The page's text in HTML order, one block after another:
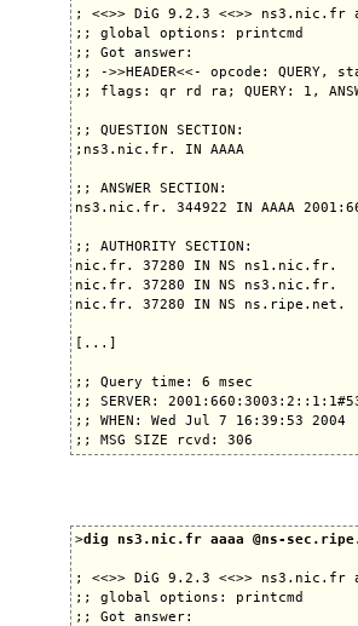
; <<>> DiG 9.2.3 <<>> ns3.nic.fr
;; global options: printcmd
;; Got answer:
;; ->>HEADER<<- opcode: QUERY,
;; flags: qr rd ra; QUERY: 1,
;; QUESTION SECTION:
;ns3.nic.fr. IN AAAA
;; ANSWER SECTION:
ns3.nic.fr. 344922 IN AAAA
;; AUTHORITY SECTION:
nic.fr. 37280 IN NS ns1.nic.fr.
nic.fr. 37280 IN NS ns3.nic.fr.
nic.fr. 37280 IN NS ns.ripe.net.
[...]
;; Query time: 6 msec
;; SERVER:
;; WHEN: Wed Jul 7 16:39:53 2004
>dig ns3.nic.fr aaaa @ns-
; <<>> DiG 9.2.3 <<>> ns3.nic.fr
;; global options: printcmd
;; Got answer: